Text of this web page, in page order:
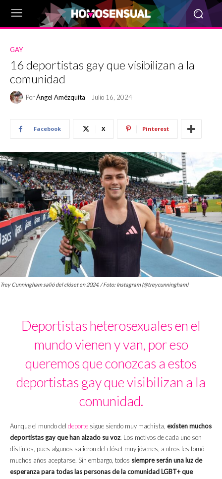
GAY
16 deportistas gay que visibilizan a la
comunidad
PorÁngel Amézquita Julio 16, 2024
Facebook X Pinterest
Trey Cunningham salió del clóset en 2024. / Foto: Instagram (@treycunningham)
Deportistas heterosexuales en el
mundo vienen y van, por eso
queremos que conozcas a estos
deportistas gay que visibilizan a la
comunidad.
Aunque el mundo del deporte sigue siendo muy machista, existen muchos
deportistas gay que han alzado su voz. Los motivos de cada uno son
distintos, pues algunos salieron del clóset muy jóvenes, a otros les tomó
muchos años aceptarse. Sin embargo, todos siempre serán una luz de
esperanza para todas las personas de la comunidad LGBT+ que